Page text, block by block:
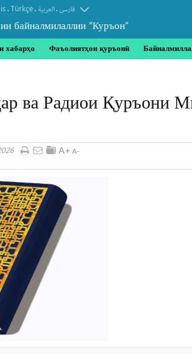
.Türkçe. العربیة.فارسی
байналмилаллии “Куръон”
хабарҳо Фаъолиятҳои қуръонӣ
ва Радиои Қуръони